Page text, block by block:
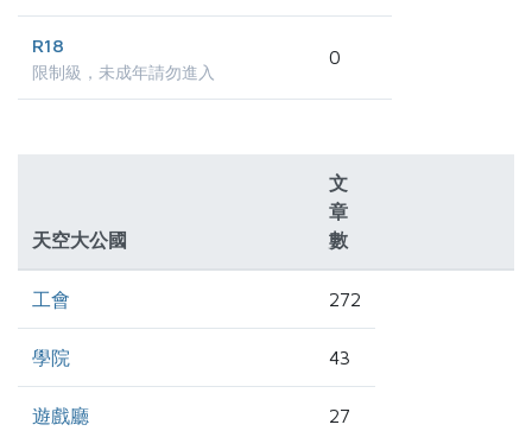
R18
限制級，未成年請勿進入
0
天空大公國
文
章
數
工會 272
學院 43
遊戲廳 27